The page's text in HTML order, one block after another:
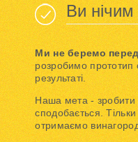
Ви нічим
Ми не беремо
розробимо прототип
результаті.
Наша мета - зробити
сподобається.
отримаємо